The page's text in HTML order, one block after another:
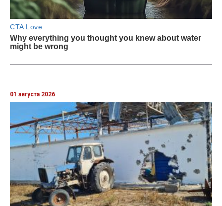
01 августа 2026